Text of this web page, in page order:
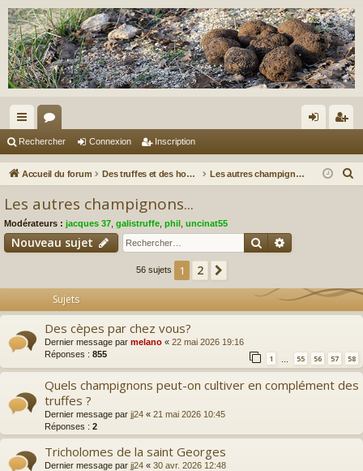
ac
co
s
or
u ne cri
Rechercher Connexion Inscription
Accueil du forum Des truffes et des hommes. Les autres champignons...
e
Les autres champignons...
Modérateurs : jacques 37 galistruffe phil uncinat55
Nouveau sujet Rechercher
56 sujets 1 2
Sujets
Des cèpes par chez vous?
Dernier message par melano « 22 mai 2026 19:16
Réponses : 855 1 55 56 57 58
Quels champignons peut-on cultiver en complément des
truffes ?
Dernier message par jj24 « 21 mai 2026 10:45
Réponses : 2
Tricholomes de la saint Georges
Dernier message par jj24 « 30 avr. 2026 12:48